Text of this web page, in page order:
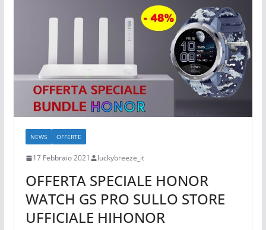
NEWS OFFERTE
17 Febbraio 2021 luckybreeze_it
OFFERTA SPECIALE HONOR
WATCH GS PRO SULLO STORE
UFFICIALE HIHONOR